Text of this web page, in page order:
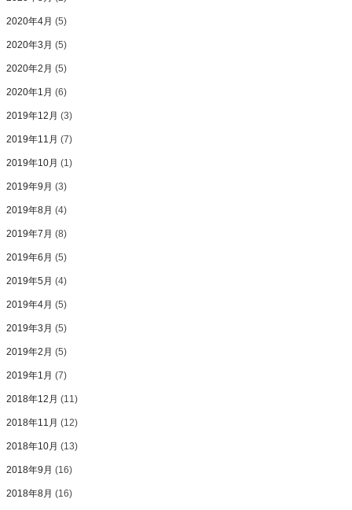
2020年4月 (5)
2020年3月 (5)
2020年2月 (5)
2020年1月 (6)
2019年12月 (3)
2019年11月 (7)
2019年10月 (1)
2019年9月 (3)
2019年8月 (4)
2019年7月 (8)
2019年6月 (5)
2019年5月 (4)
2019年4月 (5)
2019年3月 (5)
2019年2月 (5)
2019年1月 (7)
2018年12月 (11)
2018年11月 (12)
2018年10月 (13)
2018年9月 (16)
2018年8月 (16)